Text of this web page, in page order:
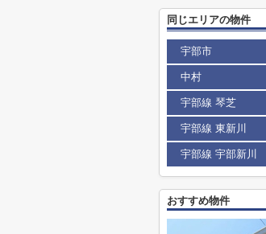
同じエリアの物件
宇部市
中村
宇部線 琴芝
宇部線 東新川
宇部線 宇部新川
おすすめ物件